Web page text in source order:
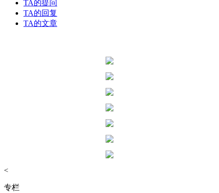
TA的提问
TA的回复
TA的文章
<
专栏